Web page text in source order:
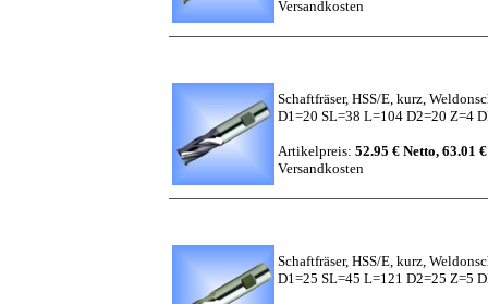
Versandkosten
Schaftfräser, HSS/E, kurz,
D1=20 SL=38 L=104 D2=20 Z=4
Artikelpreis: 52.95 € Netto, 63.01
Versandkosten
Schaftfräser, HSS/E, kurz,
D1=25 SL=45 L=121 D2=25 Z=5